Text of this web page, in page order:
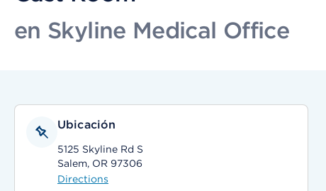
en Skyline Medical Office
Ubicación
5125 Skyline Rd S
Salem, OR 97306
Directions